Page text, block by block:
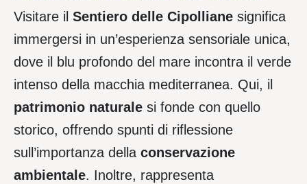
Visitare il Sentiero delle Cipolliane significa
immergersi in un’esperienza sensoriale unica,
dove il blu profondo del mare incontra il verde
intenso della macchia mediterranea. Qui, il
patrimonio naturale si fonde con quello
storico, offrendo spunti di riflessione
sull’importanza della conservazione
ambientale. Inoltre, rappresenta